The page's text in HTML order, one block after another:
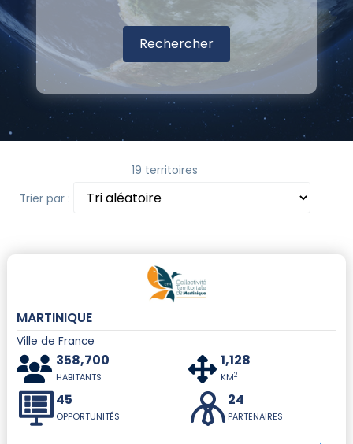
19 territoires
Trier par :
MARTINIQUE
Ville de France
358,700
HABITANTS
1,128
KM2
45
OPPORTUNITÉS
24
PARTENAIRES